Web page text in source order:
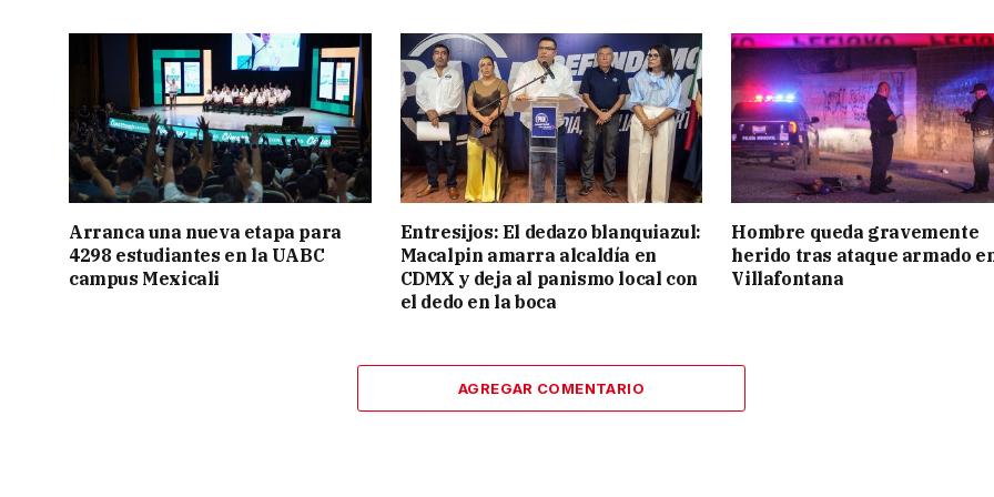
Arranca una nueva etapa para
4298 estudiantes en la UABC
campus Mexicali
Entresijos: El dedazo blanquiazul:
Macalpin amarra alcaldía en
CDMX y deja al panismo local con
el dedo en la boca
Hombre queda gravemente
herido tras ataque armado
Villafontana
AGREGAR COMENTARIO